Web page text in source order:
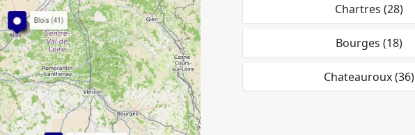
Chartres (28)
Bourges (18)
Chateauroux (36)